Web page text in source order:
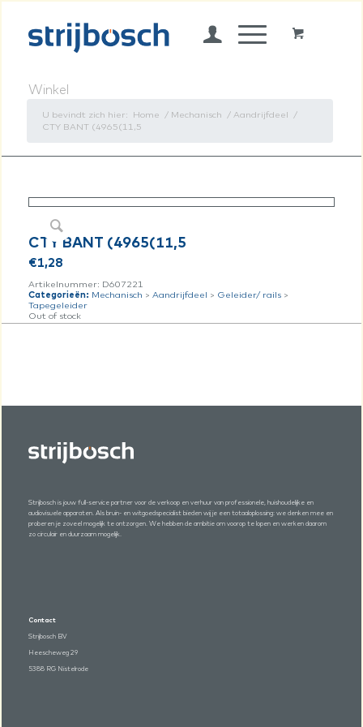
Winkel
U bevindt zich hier: Home / Mechanisch / Aandrijfdeel /
CTY BANT (4965(11,5
CTY BANT (4965(11,5
€1,28
Artikelnummer: D607221
Categorieën: Mechanisch > Aandrijfdeel > Geleider/ rails>
Tapegeleider
Out of stock
Strijbosch is jouw full-service partner voor de verkoop en verhuur van professionele, huishoudelijke en
audiovisuele apparaten. Als bruin- en witgoedspecialist bieden wij je een totaaloplossing: we denken mee en
proberen je zoveel mogelijk te ontzorgen. We hebben de ambitie om voorop te lopen en werken daarom
zo circulair en duurzaam mogelijk.
Contact
Strijbosch BV
Heescheweg 29
5388 RG Nistelrode